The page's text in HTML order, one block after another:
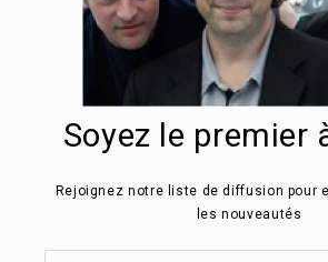
Soyez le premier
Rejoignez notre liste de diffusion pour
les nouveautés